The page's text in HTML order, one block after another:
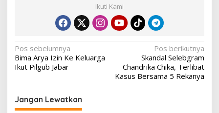
Ikuti Kami
Navigasi
pos
Pos sebelumnya
Bima Arya Izin Ke Keluarga
Ikut Pilgub Jabar
Pos berikutnya
Skandal Selebgram
Chandrika Chika, Terlibat
Kasus Bersama 5 Rekanya
Jangan Lewatkan